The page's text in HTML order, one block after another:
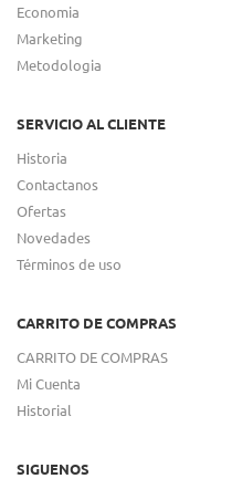
Economia
Marketing
Metodologia
SERVICIO AL CLIENTE
Historia
Contactanos
Ofertas
Novedades
Términos de uso
CARRITO DE COMPRAS
CARRITO DE COMPRAS
Mi Cuenta
Historial
SIGUENOS